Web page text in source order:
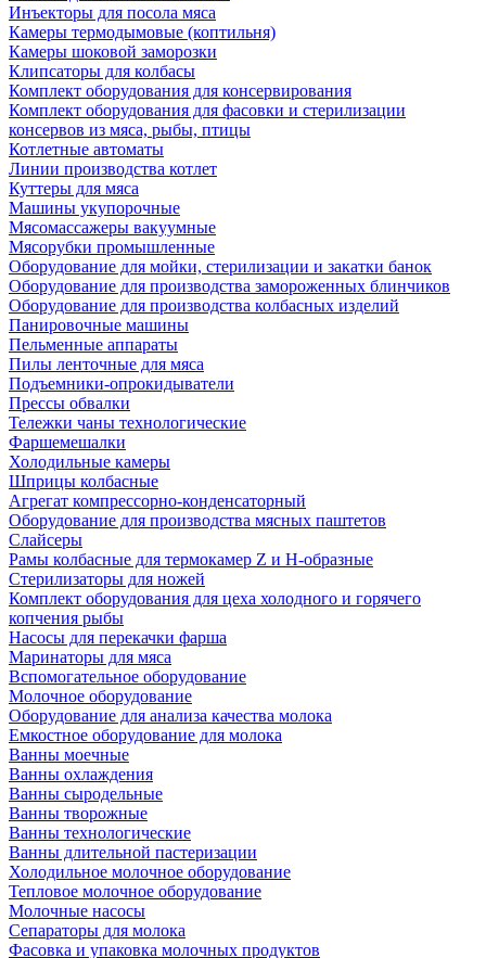
Инъекторы для посола мяса
Камеры термодымовые (коптильня)
Камеры шоковой заморозки
Клипсаторы для колбасы
Комплект оборудования для консервирования
Комплект оборудования для фасовки и стерилизации
консервов из мяса, рыбы, птицы
Котлетные автоматы
Линии производства котлет
Куттеры для мяса
Машины укупорочные
Мясомассажеры вакуумные
Мясорубки промышленные
Оборудование для мойки, стерилизации и закатки банок
Оборудование для производства замороженных блинчиков
Оборудование для производства колбасных изделий
Панировочные машины
Пельменные аппараты
Пилы ленточные для мяса
Подъемники-опрокидыватели
Прессы обвалки
Тележки чаны технологические
Фаршемешалки
Холодильные камеры
Шприцы колбасные
Агрегат компрессорно-конденсаторный
Оборудование для производства мясных паштетов
Слайсеры
Рамы колбасные для термокамер Z и H-образные
Стерилизаторы для ножей
Комплект оборудования для цеха холодного и горячего
копчения рыбы
Насосы для перекачки фарша
Маринаторы для мяса
Вспомогательное оборудование
Молочное оборудование
Оборудование для анализа качества молока
Емкостное оборудование для молока
Ванны моечные
Ванны охлаждения
Ванны сыродельные
Ванны творожные
Ванны технологические
Ванны длительной пастеризации
Холодильное молочное оборудование
Тепловое молочное оборудование
Молочные насосы
Сепараторы для молока
Фасовка и упаковка молочных продуктов